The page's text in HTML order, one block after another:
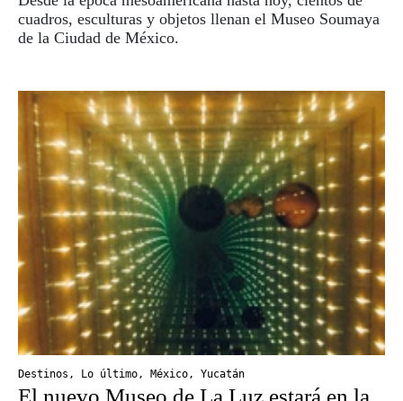
cuadros, esculturas y objetos llenan el Museo Soumaya
de la Ciudad de México.
Destinos , Lo último, México, Yucatán
El nuevo Museo de La Luz estará en la